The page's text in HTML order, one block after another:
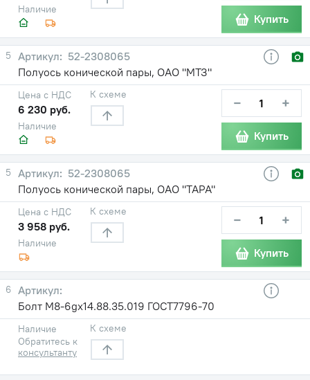
Наличие
Купить
5
52-2308065
Полуось конической пары, ОАО "МТЗ"
Наличие
Цена с НДС
6 230 руб.
К схеме − +
Купить
5
52-2308065
Полуось конической пары, ОАО "ТАРА"
Наличие
Цена с НДС
3 958 руб.
К схеме − +
Купить
6
Болт М8-6gх14.88.35.019 ГОСТ7796-70
Наличие
Обратитесь к
консультанту
К схеме